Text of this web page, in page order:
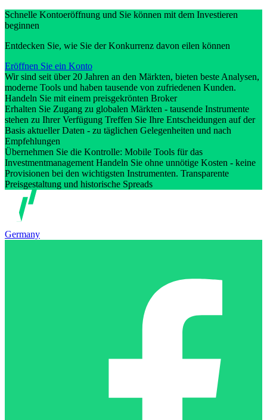
Schnelle Kontoeröffnung und Sie können mit dem Investieren
beginnen
Entdecken Sie, wie Sie der Konkurrenz davon eilen können
Eröffnen Sie ein Konto
Wir sind seit über 20 Jahren an den Märkten, bieten beste Analysen,
moderne Tools und haben tausende von zufriedenen Kunden.
Handeln Sie mit einem preisgekrönten Broker
Erhalten Sie Zugang zu globalen Märkten - tausende Instrumente
stehen zu Ihrer Verfügung Treffen Sie Ihre Entscheidungen auf der
Basis aktueller Daten - zu täglichen Gelegenheiten und nach
Empfehlungen
Übernehmen Sie die Kontrolle: Mobile Tools für das
Investmentmanagement Handeln Sie ohne unnötige Kosten - keine
Provisionen bei den wichtigsten Instrumenten. Transparente
Preisgestaltung und historische Spreads
Germany